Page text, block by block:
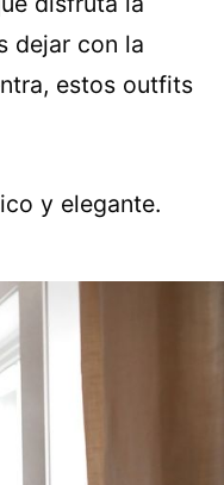
dejar con la
estos outfits
y elegante.